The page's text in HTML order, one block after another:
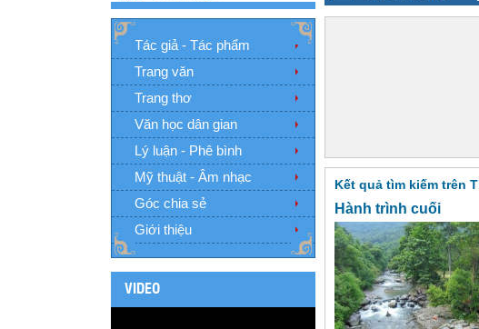
Tác giả - Tác phẩm
Trang văn
Trang thơ
Văn học dân gian
Lý luận - Phê bình
Mỹ thuật - Âm nhạc
Góc chia sẻ
Giới thiệu
VIDEO
Kết quả tìm kiếm trên
Hành trình cuối